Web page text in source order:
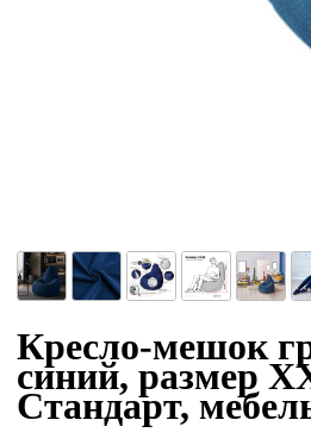
Кресло-мешок
синий, размер
Стандарт,